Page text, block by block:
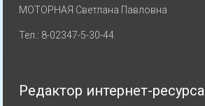
МОТОРНАЯ Светлана Павловна
Тел.: 8-02347-5-30-44.
Редактор интернет-ресурса